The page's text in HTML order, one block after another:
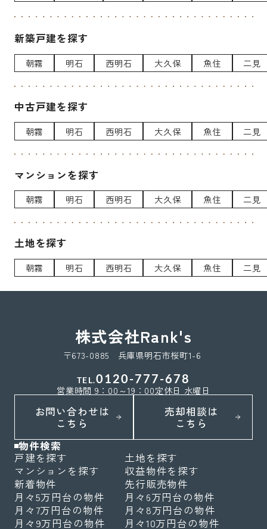
新築戸建を探す
朝霧 明石 西明石 大久保 魚住 二見
中古戸建を探す
朝霧 明石 西明石 大久保 魚住 二見
マンションを探す
朝霧 明石 西明石 大久保 魚住 二見
土地を探す
朝霧 明石 西明石 大久保 魚住 二見
株式会社Rank's
〒673-0885 兵庫県明石市桜町1-6
TEL.0120-777-678
営業時間 9：00～19：00定休日 水曜日
お問い合わせは
こちら
売却相談は
こちら
物件検索
戸建を探す
土地を探す
マンションを探す
収益物件を探す
新着物件
先行販売物件
月々5万円台の物件
月々6万円台の物件
月々7万円台の物件
月々8万円台の物件
月々9万円台の物件
月々10万円台の物件